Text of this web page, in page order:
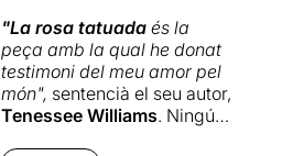
"La rosa tatuadaés la
peça amb la qual he donat
testimoni del meu amor pel
món", sentencià el seu autor,
Tenessee Williams. Ningú